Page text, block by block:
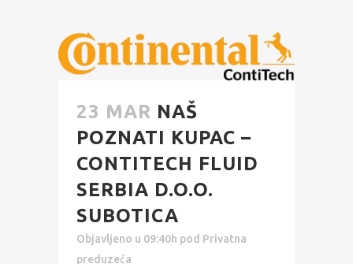
23 MAR NAŠ
POZNATI KUPAC –
CONTITECH FLUID
SERBIA D.O.O.
SUBOTICA
Objavljeno u 09:40h pod Privatna
preduzeća